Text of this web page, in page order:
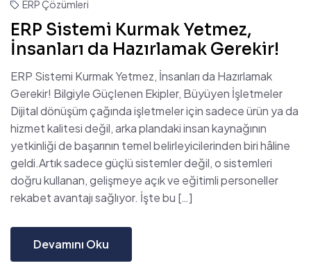
ERP Çözümleri
ERP Sistemi Kurmak Yetmez,
İnsanları da Hazırlamak Gerekir!
ERP Sistemi Kurmak Yetmez, İnsanları da Hazırlamak
Gerekir! Bilgiyle Güçlenen Ekipler, Büyüyen İşletmeler
Dijital dönüşüm çağında işletmeler için sadece ürün ya da
hizmet kalitesi değil, arka plandaki insan kaynağının
yetkinliği de başarının temel belirleyicilerinden biri hâline
geldi.Artık sadece güçlü sistemler değil, o sistemleri
doğru kullanan, gelişmeye açık ve eğitimli personeller
rekabet avantajı sağlıyor. İşte bu […]
Devamını Oku